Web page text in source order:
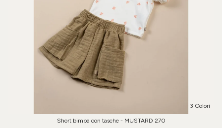
3 Colori
Short bimba con tasche - MUSTARD 270